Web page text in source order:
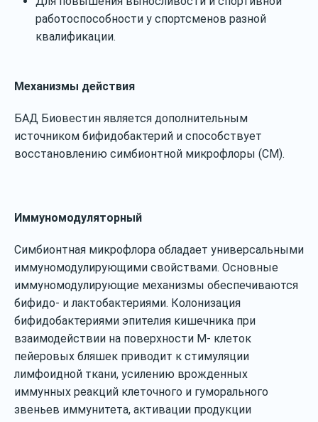
работоспособности у спортсменов разной
квалификации.
Механизмы действия
БАД Биовестин является дополнительным
источником бифидобактерий и способствует
восстановлению симбионтной микрофлоры (СМ).
Иммуномодуляторный
Симбионтная микрофлора обладает универсальными
иммуномодулирующими свойствами. Основные
иммуномодулирующие механизмы обеспечиваются
бифидо‐ и лактобактериями. Колонизация
бифидобактериями эпителия кишечника при
взаимодействии на поверхности М‐ клеток
пейеровых бляшек приводит к стимуляции
лимфоидной ткани, усилению врожденных
иммунных реакций клеточного и гуморального
звеньев иммунитета, активации продукции